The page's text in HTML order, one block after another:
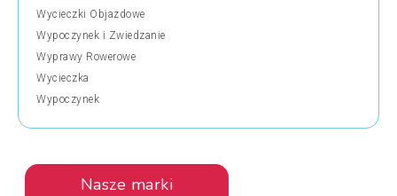
Wycieczki Objazdowe
Wypoczynek i Zwiedzanie
Wyprawy Rowerowe
Wycieczka
Wypoczynek
Nasze marki